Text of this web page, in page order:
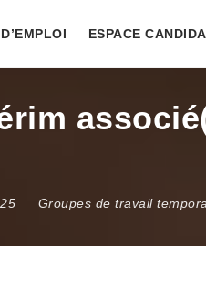
ESPACE
Groupes de travail